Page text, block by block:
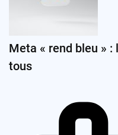
Meta « rend bleu »
tous